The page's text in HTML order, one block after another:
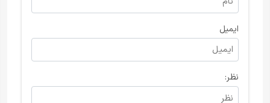
ایمیل
نظر: